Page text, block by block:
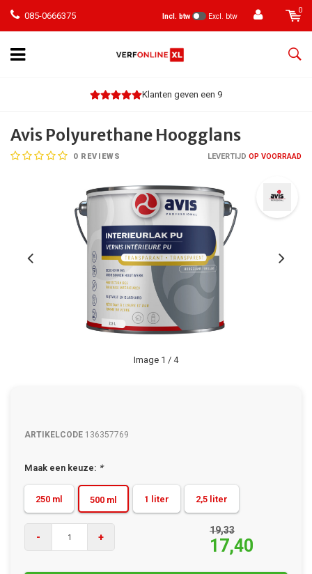
085-0666375 Incl. btw Excl. btw
0
Klanten geven een 9
Avis Polyurethane Hoogglans
0 REVIEWS LEVERTIJD OP VOORRAAD
Image 1 / 4
ARTIKELCODE 136357769
Maak een keuze: *
250 ml 500 ml 1 liter 2,5 liter
- +
19,33
17,40